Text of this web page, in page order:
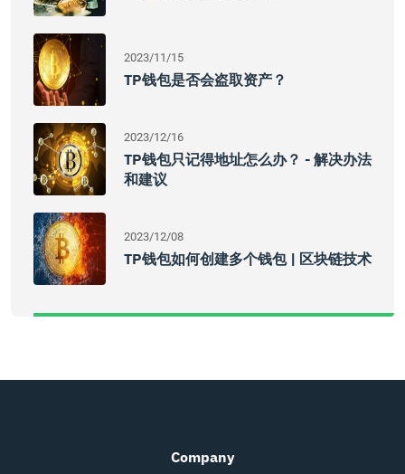
2023/11/15
TP钱包是否会盗取资产？
2023/12/16
TP钱包只记得地址怎么办？ - 解决办法
和建议
2023/12/08
TP钱包如何创建多个钱包 | 区块链技术
Company